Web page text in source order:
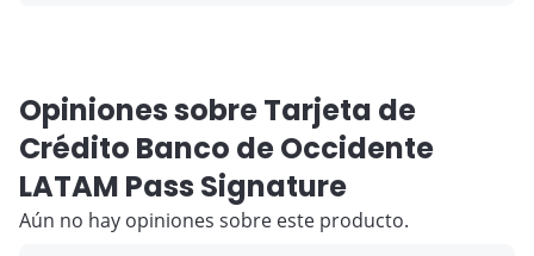
Opiniones sobre Tarjeta de
Crédito Banco de Occidente
LATAM Pass Signature
Aún no hay opiniones sobre este producto.